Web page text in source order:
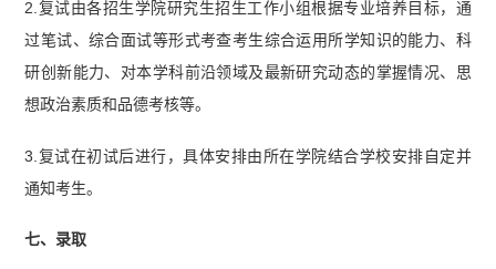
2.复试由各招生学院研究生招生工作小组根据专业培养目标，通
过笔试、综合面试等形式考查考生综合运用所学知识的能力、科
研创新能力、对本学科前沿领域及最新研究动态的掌握情况、思
想政治素质和品德考核等。
3.复试在初试后进行，具体安排由所在学院结合学校安排自定并
通知考生。
七、录取